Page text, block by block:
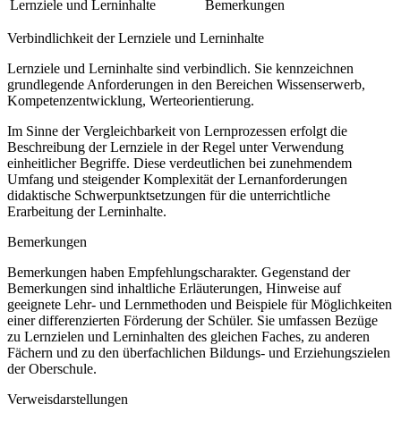
Lernziele und Lerninhalte Bemerkungen
Verbindlichkeit der Lernziele und Lerninhalte
Lernziele und Lerninhalte sind verbindlich. Sie kennzeichnen
grundlegende Anforderungen in den Bereichen Wissenserwerb,
Kompetenzentwicklung, Werteorientierung.
Im Sinne der Vergleichbarkeit von Lernprozessen erfolgt die
Beschreibung der Lernziele in der Regel unter Verwendung
einheitlicher Begriffe. Diese verdeutlichen bei zunehmendem
Umfang und steigender Komplexität der Lernanforderungen
didaktische Schwerpunktsetzungen für die unterrichtliche
Erarbeitung der Lerninhalte.
Bemerkungen
Bemerkungen haben Empfehlungscharakter. Gegenstand der
Bemerkungen sind inhaltliche Erläuterungen, Hinweise auf
geeignete Lehr- und Lernmethoden und Beispiele für Möglichkeiten
einer differenzierten Förderung der Schüler. Sie umfassen Bezüge
zu Lernzielen und Lerninhalten des gleichen Faches, zu anderen
Fächern und zu den überfachlichen Bildungs- und Erziehungszielen
der Oberschule.
Verweisdarstellungen